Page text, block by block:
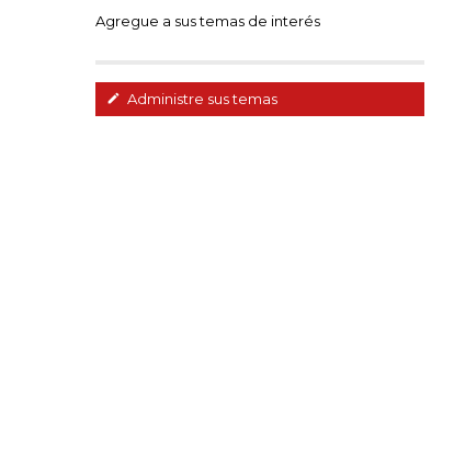
Agregue a sus temas de interés
Administre sus temas